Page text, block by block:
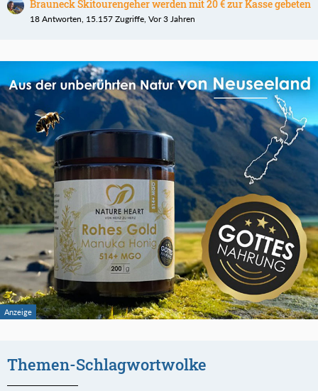
Brauneck Skitourengeher werden mit 20 € zur Kasse gebeten
18 Antworten, 15.157 Zugriffe, Vor 3 Jahren
Themen-Schlagwortwolke